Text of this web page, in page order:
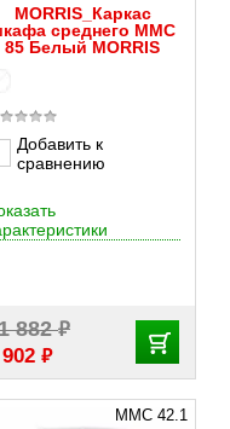
MORRIS_Каркас
среднего MMC
85 Белый MORRIS
Добавить к
сравнению
882₽
₽
MMC 42.1